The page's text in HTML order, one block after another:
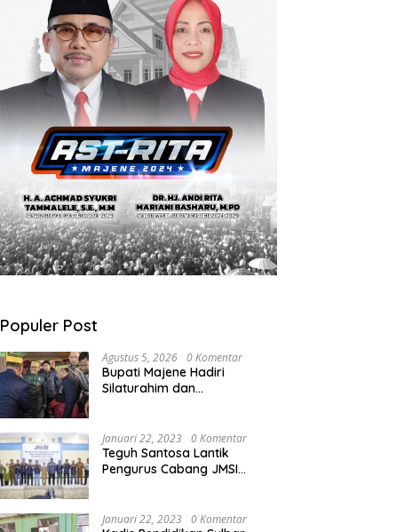
Populer Post
Agustus 5, 2026 0 Komentar
Bupati Majene Hadiri
Silaturahim dan
Polewali Mandar
Januari 22, 2023 0 Komentar
Teguh Santosa Lantik
Pengurus Cabang JMSI
Januari 22, 2023 0 Komentar